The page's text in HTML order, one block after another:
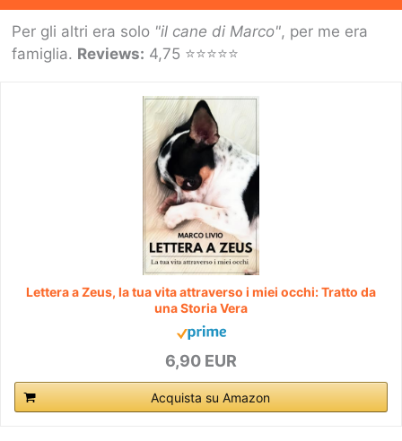
Per gli altri era solo "il cane di Marco", per me era
famiglia. Reviews: 4,75 ⭐⭐⭐⭐⭐
Lettera a Zeus, la tua vita attraverso i miei occhi: Tratto da
una Storia Vera
6,90 EUR
Acquista su Amazon